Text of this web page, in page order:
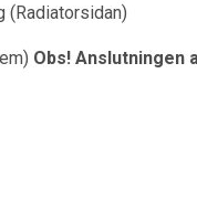
(Radiatorsidan)
Obs! Anslutningen